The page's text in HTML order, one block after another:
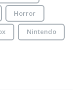
Horror
Nintendo